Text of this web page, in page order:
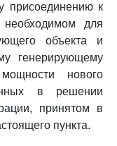
присоединению к
для
объекта и
генерирующему
нового
в решении
принятом в
пункта.